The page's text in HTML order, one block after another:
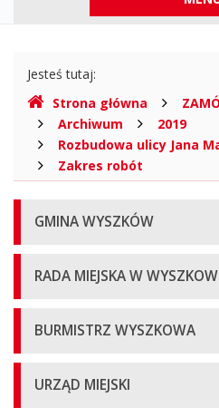
Gdzie
jesteśmy
Jesteś tutaj:
Strona główna
Archiwum
2019
Rozbudowa ulicy Jana
Zakres robót
Menu
główne
GMINA WYSZKÓW
RADA MIEJSKA W
BURMISTRZ WYSZKOWA
URZĄD MIEJSKI